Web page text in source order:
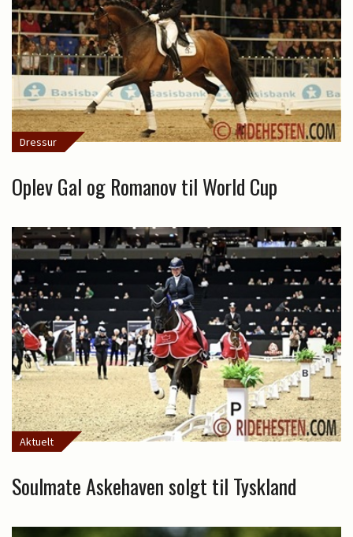
Dressur
Oplev Gal og Romanov til World Cup
Aktuelt
Soulmate Askehaven solgt til Tyskland